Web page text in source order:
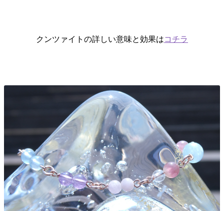
クンツァイトの詳しい意味と効果はコチラ